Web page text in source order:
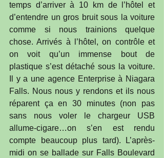
temps d’arriver à 10 km de l’hôtel et
d’entendre un gros bruit sous la voiture
comme si nous trainions quelque
chose. Arrivés à l’hôtel, on contrôle et
on voit qu’un immense bout de
plastique s’est détaché sous la voiture.
Il y a une agence Enterprise à Niagara
Falls. Nous nous y rendons et ils nous
réparent ça en 30 minutes (non pas
sans nous voler le chargeur USB
allume-cigare…on s’en est rendu
compte beaucoup plus tard). L’après-
midi on se ballade sur Falls Boulevard